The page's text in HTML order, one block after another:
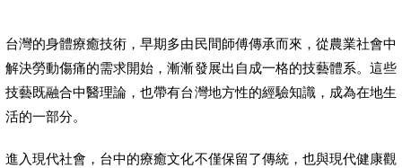
台灣的身體療癒技術，早期多由民間師傅傳承而來，從農業社會中
解決勞動傷痛的需求開始，漸漸發展出自成一格的技藝體系。這些
技藝既融合中醫理論，也帶有台灣地方性的經驗知識，成為在地生
活的一部分。
進入現代社會，台中的療癒文化不僅保留了傳統，也與現代健康觀